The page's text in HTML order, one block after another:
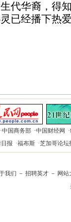
代华裔，得
已经播下热
·中国商务部 ·中国财经网 ·
报 ·福布斯 ·芝加哥论坛
我们 － 招聘英才 － 网站